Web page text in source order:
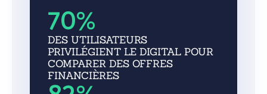
DES UTILISATEURS
PRIVILÉGIENT LE DIGITAL POUR
COMPARER DES OFFRES
FINANCIÈRES
70%